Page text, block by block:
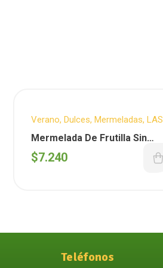
Verano, Dulces, Mermeladas, LAS
QUINAS,Sin T.A.C.C.
Mermelada De Frutilla Sin
azucar x 400G (Las Quinas)
$7.240
Teléfonos